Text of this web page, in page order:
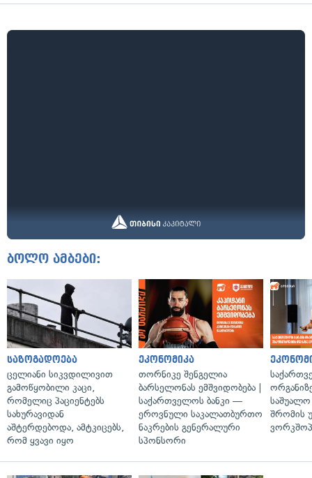
ბოლო ამბები:
საზოგადოება
ცელიანი სიკვდილივით
გამოწყობილი კაცი,
რომელიც პაციენტებს
სახურავიდან
აშტერდებოდა, ამტკიცებს,
რომ ყვავი იყო
ეკონომიკა
თორნიკე შენგელია
ბარსელონას ემშვიდობება |
საქართველოს ბანკი —
ეროვნული საკალათბურთო
ნაკრების გენერალური
სპონსორი
საშუალო
შრომის